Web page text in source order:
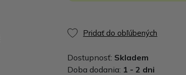
Pridať do obľúbených
Dostupnosť: Skladem
Doba dodania: 1 - 2 dni